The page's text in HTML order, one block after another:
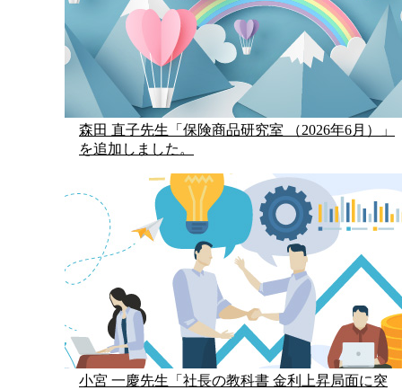
森田 直子先生「保険商品研究室 （2026年6月）」
を追加しました。
小宮 一慶先生「社長の教科書 金利上昇局面に突